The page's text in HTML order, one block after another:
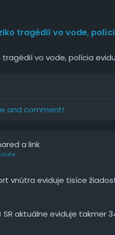
tragédií vo vode,
tragédií vo vode, polícia
and comment!
a link
vnútra eviduje tisíce
aktuálne eviduje takmer